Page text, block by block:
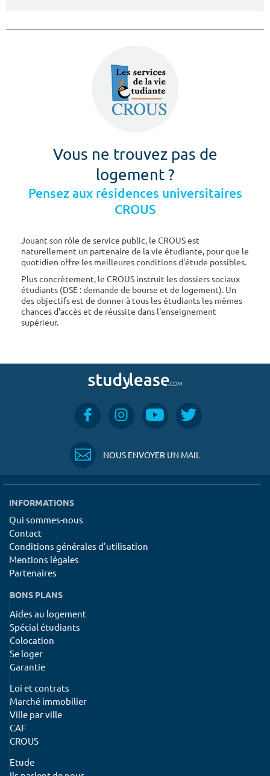
Vous ne trouvez pas de
logement ?
Pensez aux résidences universitaires
CROUS
Jouant son rôle de service public, le CROUS est
naturellement un partenaire de la vie étudiante, pour que le
quotidien offre les meilleures conditions d'étude possibles.
Plus concrètement, le CROUS instruit les dossiers sociaux
étudiants (DSE : demande de bourse et de logement). Un
des objectifs est de donner à tous les étudiants les mêmes
chances d'accès et de réussite dans l'enseignement
supérieur.
NOUS ENVOYER UN MAIL
INFORMATIONS
Qui sommes-nous
Contact
Conditions générales d'utilisation
Mentions légales
Partenaires
BONS PLANS
Aides au logement
Spécial étudiants
Colocation
Se loger
Garantie
Loi et contrats
Marché immobilier
Ville par ville
CAF
CROUS
Etude